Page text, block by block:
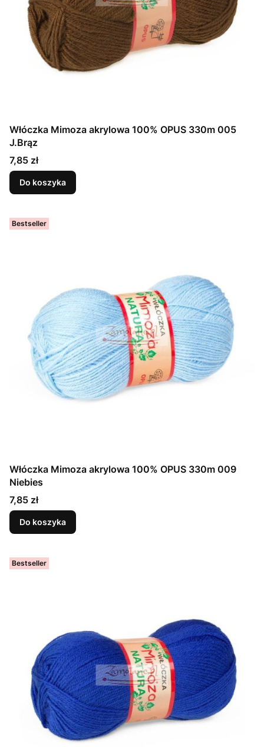
Włóczka Mimoza akrylowa 100% OPUS 330m 005
J.Brąz
Cena
7,85 zł
Do koszyka
Bestseller
Włóczka Mimoza akrylowa 100% OPUS 330m 009
Niebies
Cena
7,85 zł
Do koszyka
Bestseller